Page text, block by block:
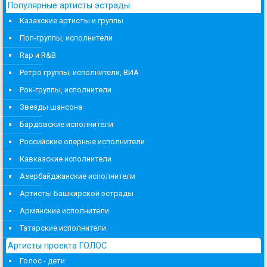
Популярные артисты эстрады
Казахские артисты и группы
Поп-группы, исполнители
Rap и R&B
Ретро группы, исполнители, ВИА
Рок-группы, исполнители
Звезды шансона
Бардовские исполнители
Российские оперные исполнители
Кавказские исполнители
Азербайджанские исполнители
Артисты Башкирской эстрады
Армянские исполнители
Татарские исполнители
Артисты проекта ГОЛОС
Голос - дети